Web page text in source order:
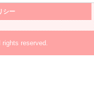
シー
reserved.